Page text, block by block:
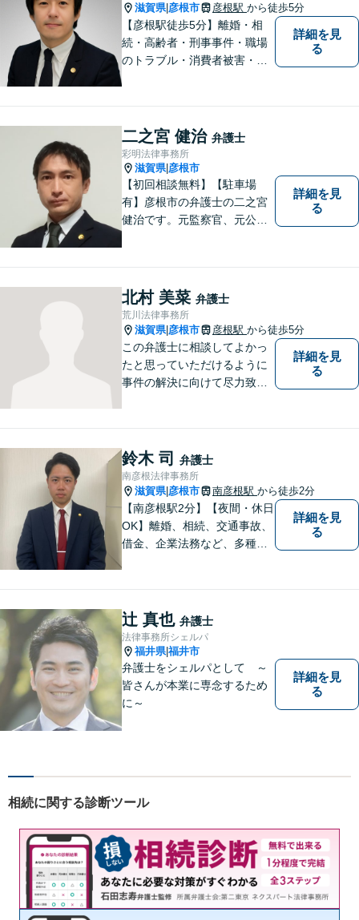
滋賀県| 彦根市 彦根駅 から徒歩5分
【彦根駅徒歩5分】離婚・相
続・高齢者・刑事事件・職場
のトラブル・消費者被害・法
詳細を見
る
二之宮 健治 弁護士
彩明法律事務所
滋賀県| 彦根市
【初回相談無料】【駐車場
有】彦根市の弁護士の二之宮
健治です。元監察官、元公務
トいたします。
詳細を見
る
北村 美菜 弁護士
荒川法律事務所
滋賀県| 彦根市 彦根駅 から徒歩5分
この弁護士に相談してよかっ
たと思っていただけるように
事件の解決に向けて尽力致し
詳細を見
る
鈴木 司 弁護士
南彦根法律事務所
滋賀県| 彦根市 南彦根駅 から徒歩2分
【南彦根駅2分】【夜間・休日
OK】離婚、相続、交通事故、
借金、企業法務など、多種多
をモットーに、皆様それぞれ
に合った解決を図ってまいり
ます。お気軽にご相談くださ
い。
詳細を見
る
辻 真也 弁護士
法律事務所シェルパ
福井県|福井市
弁護士をシェルパとして ～
皆さんが本業に専念するため
に～
詳細を見
る
相続に関する診断ツール